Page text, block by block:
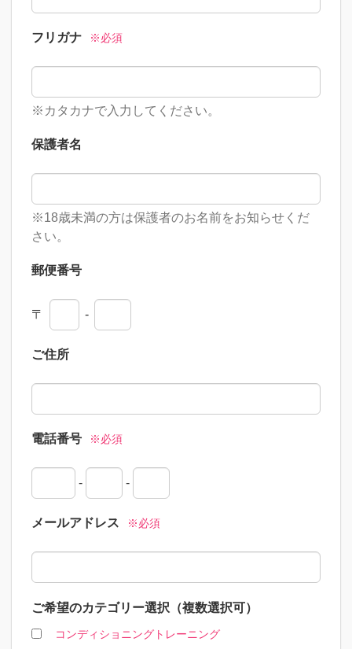
フリガナ ※必須
※カタカナで入力してください。
保護者名
※18歳未満の方は保護者のお名前をお知らせくだ
さい。
郵便番号
〒 -
ご住所
電話番号 ※必須
- -
メールアドレス ※必須
ご希望のカテゴリー選択（複数選択可）
コンディショニングトレーニング